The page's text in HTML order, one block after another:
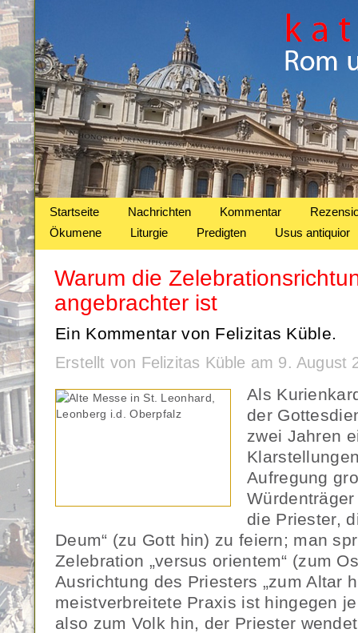
Startseite Nachrichten Kommentar
Ökumene
Liturgie Predigten Usus antiquior
Warum die
angebrachter ist
Ein Kommentar von Felizitas Küble.
Erstellt von Felizitas Küble am 9. August
Als
der
zwei Jahren
Aufregung
die Priester,
Deum“ (zu Gott hin) zu feiern; man
Zelebration „versus orientem“ (zum
Ausrichtung des Priesters „zum Altar
meistverbreitete Praxis ist hingegen
also zum Volk hin, der Priester